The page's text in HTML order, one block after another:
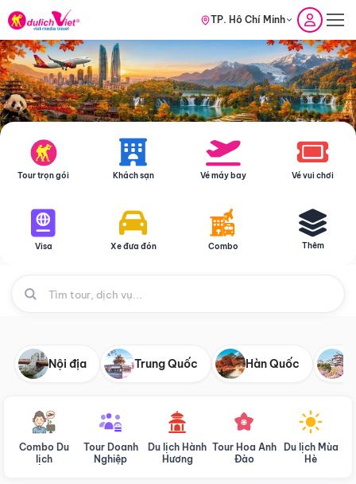
TP. Hồ Chí Minh
Tour trọn gói Khách sạn Vé máy bay Vé vui chơi
Visa Xe đưa đón Combo Thêm
Nội địa Trung Quốc Hàn Quốc
Combo Du
lịch
Tour Doanh
Nghiệp
Du lịch Hành
Hương
Tour Hoa Anh
Đào
Du lịch Mùa
Hè